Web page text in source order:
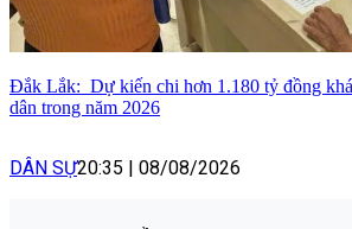
Đắk Lắk: Dự kiến chi hơn 1.180 tỷ đồng
dân trong năm 2026
DÂN SỰ20:35 | 08/08/2026